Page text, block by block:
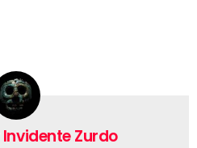
Invidente Zurdo